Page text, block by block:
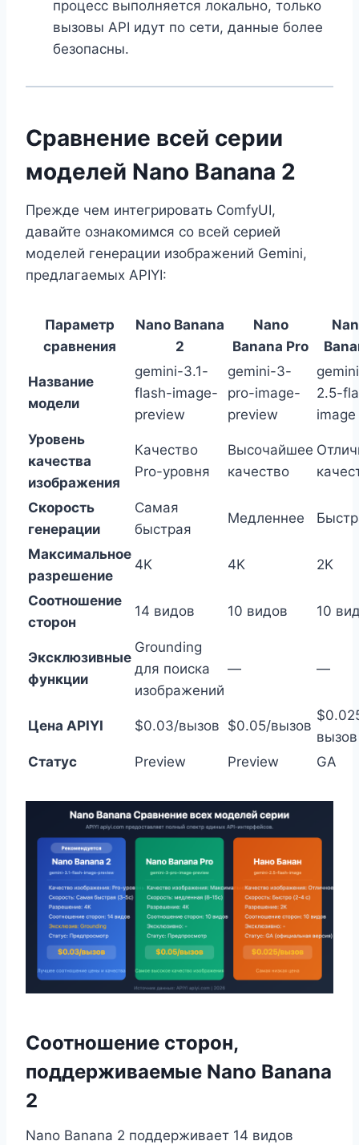
процесс выполняется локально, только
вызовы API идут по сети, данные более
безопасны.
Сравнение всей серии
моделей Nano Banana 2
Прежде чем интегрировать ComfyUI,
давайте ознакомимся со всей серией
моделей генерации изображений Gemini,
предлагаемых APIYI:
Параметр
сравнения
Nano Banana
2
Nano
Banana Pro
Название
модели
gemini-3.1-
flash-image-
preview
gemini-3-
pro-image-
preview
2.5-
image
Уровень
качества
изображения
Качество
Pro-уровня
Высочайшее
качество
Скорость
генерации
Самая
быстрая
Медленнее
Максимальное
разрешение
4K 4K 2K
Соотношение
сторон
14 видов 10 видов 10
Эксклюзивные
функции
Grounding
для поиска
изображений
— —
Цена APIYI $0.03/вызов $0.05/вызов
вызов
Статус
Preview Preview GA
Соотношение сторон,
поддерживаемые Nano Banana
2
Nano Banana 2 поддерживает 14 видов